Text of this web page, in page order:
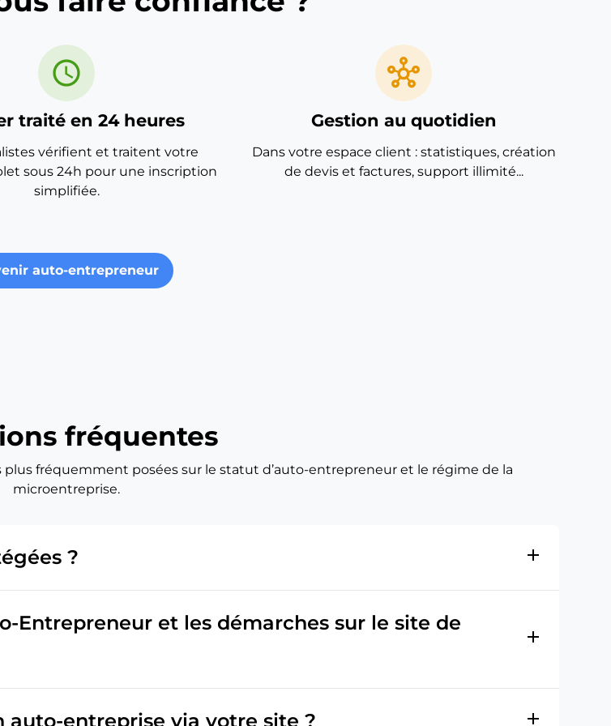
schedule
traité en 24 heures
vérifient et traitent votre
sous 24h pour une inscription
simplifiée.
hub
Gestion au quotidien
Dans votre espace client : statistiques, création
de devis et factures, support illimité...
auto-entrepreneur
fréquentes
fréquemment posées sur le statut d’auto-entrepreneur et le régime de la
microentreprise.
? add
Entrepreneur et les démarches sur le site de
add
entreprise via votre site ? add